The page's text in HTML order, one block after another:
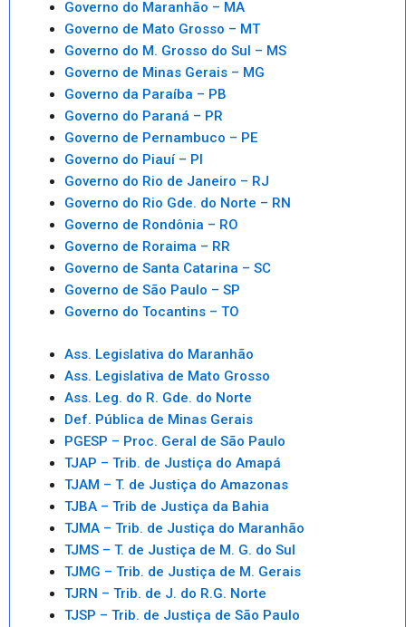
Governo do Maranhão – MA
Governo de Mato Grosso – MT
Governo do M. Grosso do Sul – MS
Governo de Minas Gerais – MG
Governo da Paraíba – PB
Governo do Paraná – PR
Governo de Pernambuco – PE
Governo do Piauí – PI
Governo do Rio de Janeiro – RJ
Governo do Rio Gde. do Norte – RN
Governo de Rondônia – RO
Governo de Roraima – RR
Governo de Santa Catarina – SC
Governo de São Paulo – SP
Governo do Tocantins – TO
Ass. Legislativa do Maranhão
Ass. Legislativa de Mato Grosso
Ass. Leg. do R. Gde. do Norte
Def. Pública de Minas Gerais
PGESP – Proc. Geral de São Paulo
TJAP – Trib. de Justiça do Amapá
TJAM – T. de Justiça do Amazonas
TJBA – Trib de Justiça da Bahia
TJMA – Trib. de Justiça do Maranhão
TJMS – T. de Justiça de M. G. do Sul
TJMG – Trib. de Justiça de M. Gerais
TJRN – Trib. de J. do R.G. Norte
TJSP – Trib. de Justiça de São Paulo